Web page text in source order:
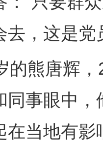
去，这是党
熊唐辉，
同事眼中
在当地有